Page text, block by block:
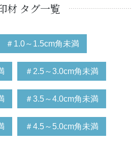
材 タグ一覧
＃1.0～1.5cm角未満
＃2.5～3.0cm角未満
＃3.5～4.0cm角未満
＃4.5～5.0cm角未満